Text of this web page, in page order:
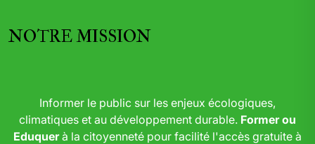
NOTRE MISSION
Informer le public sur les enjeux écologiques,
climatiques et au développement durable. Former ou
Eduquerà la citoyenneté pour facilité l'accès gratuite à